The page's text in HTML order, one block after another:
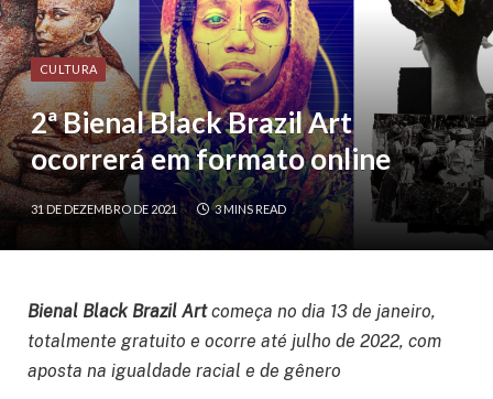
CULTURA
2ª Bienal Black Brazil Art
ocorrerá em formato online
31 DE DEZEMBRO DE 2021 3 MINS READ
Bienal Black Brazil Artcomeça no dia 13 de janeiro,
totalmente gratuito e ocorre até julho de 2022, com
aposta na igualdade racial e de gênero